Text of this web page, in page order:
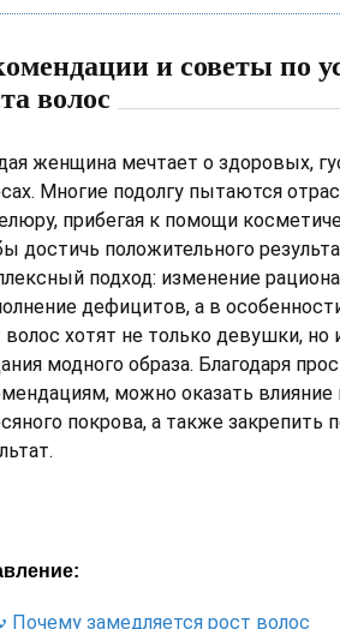
и советы по
волос
женщина мечтает о здоровых,
Многие подолгу пытаются
прибегая к помощи
достичь положительного
подход: изменение
дефицитов, а в
волос хотят не только девушки, но
модного образа. Благодаря
можно оказать влияние
покрова, а также закрепить
Почему замедляется рост волос